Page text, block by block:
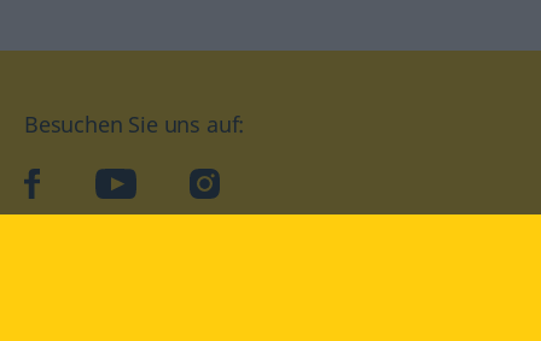
Besuchen Sie uns auf:
facebookYouTube Instagram